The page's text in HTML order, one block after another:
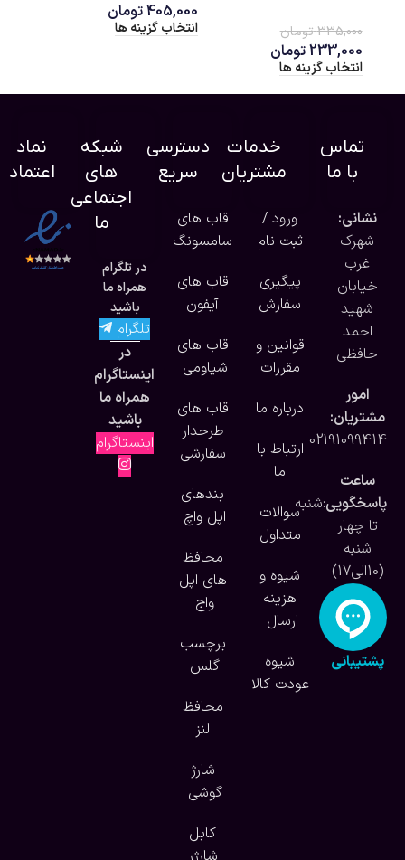
335,000تومان
233,000تومان
انتخاب گزینه ها
405,000تومان
انتخاب گزینه ها
تماس
با ما
نشانی:
شهرک
غرب
خیابان
شهید
احمد
حافظی
امور
مشتریان:
02191099414
ساعت
پاسخگویی:شنبه
تا چهار
شنبه
(10الی17)
پشتیبانی
خدمات
مشتریان
ورود /
ثبت نام
پیگیری
سفارش
قوانین و
مقررات
درباره ما
ارتباط با
ما
سوالات
متداول
شیوه و
هزینه
ارسال
شیوه
عودت کالا
دسترسی
سریع
قاب های
سامسونگ
قاب های
آیفون
قاب های
شیاومی
قاب های
طرحدار
سفارشی
بندهای
اپل واچ
محافظ
های اپل
واج
برچسب
گلس
محافظ
لنز
شارژ
گوشی
کابل
شبکه
های
اجتماعی
ما
در تلگرام
همراه ما
باشید
تلگرام
در
اینستاگرام
همراه ما
باشید
اینستاگرام
نماد
اعتماد